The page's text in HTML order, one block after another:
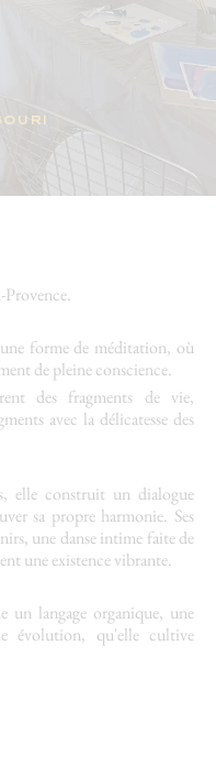
forme de méditation, où
de pleine conscience.
des fragments de vie,
avec la délicatesse des
elle construit un dialogue
sa propre harmonie. Ses
une danse intime faite de
une existence vibrante.
un langage organique, une
évolution, qu'elle cultive